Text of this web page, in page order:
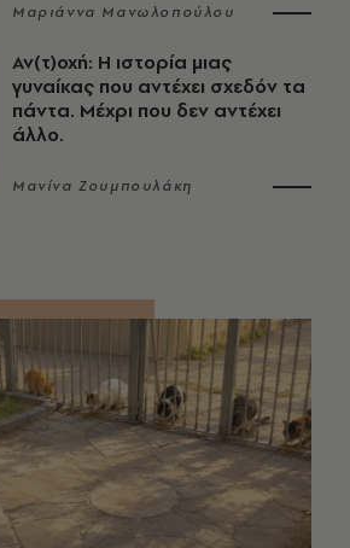
Μαριάννα Μανωλοπούλου
Αν(τ)οχή: Η ιστορία μιας
γυναίκας που αντέχει σχεδόν τα
πάντα. Μέχρι που δεν αντέχει
άλλο.
Μανίνα Ζουμπουλάκη